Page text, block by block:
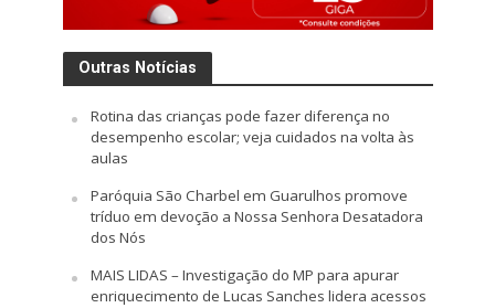
Outras Notícias
Rotina das crianças pode fazer diferença no
desempenho escolar; veja cuidados na volta às
aulas
Paróquia São Charbel em Guarulhos promove
tríduo em devoção a Nossa Senhora Desatadora
dos Nós
MAIS LIDAS – Investigação do MP para apurar
enriquecimento de Lucas Sanches lidera acessos